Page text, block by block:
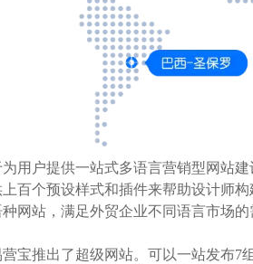
用户提供一站式多语言营销型网站
百个预设样式和插件来帮助设计师
网站，满足外贸企业不同语言市场
宝推出了超级网站。可以一站发布7